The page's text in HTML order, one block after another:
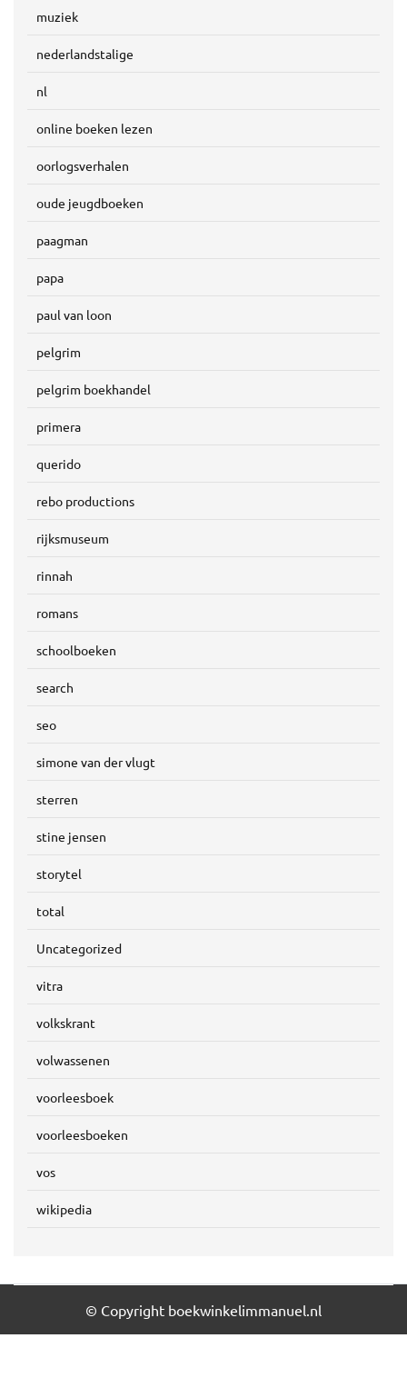
muziek
nederlandstalige
nl
online boeken lezen
oorlogsverhalen
oude jeugdboeken
paagman
papa
paul van loon
pelgrim
pelgrim boekhandel
primera
querido
rebo productions
rijksmuseum
rinnah
romans
schoolboeken
search
seo
simone van der vlugt
sterren
stine jensen
storytel
total
Uncategorized
vitra
volkskrant
volwassenen
voorleesboek
voorleesboeken
vos
wikipedia
© Copyright boekwinkelimmanuel.nl